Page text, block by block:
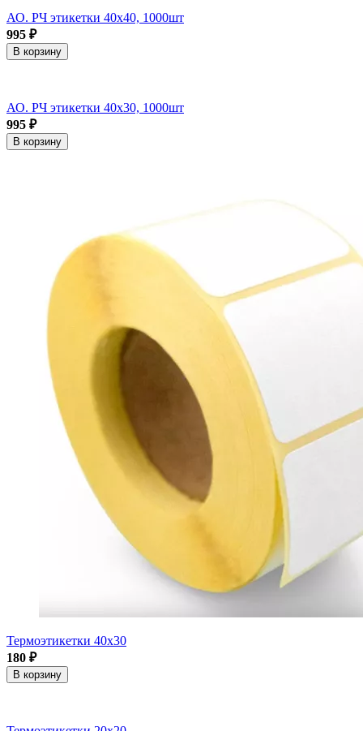
АО. РЧ этикетки 40х40, 1000шт
995 ₽
В корзину
АО. РЧ этикетки 40х30, 1000шт
995 ₽
В корзину
Термоэтикетки 40x30
180 ₽
В корзину